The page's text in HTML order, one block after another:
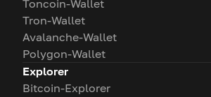
Toncoin-Wallet
Tron-Wallet
Avalanche-Wallet
Polygon-Wallet
Explorer
Bitcoin-Explorer